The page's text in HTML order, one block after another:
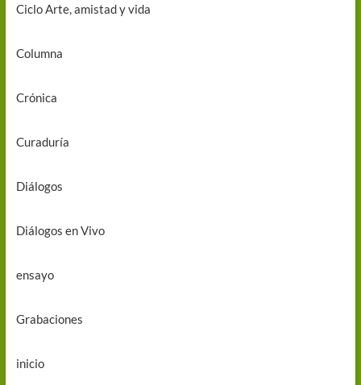
Ciclo Arte, amistad y vida
Columna
Crónica
Curaduría
Diálogos
Diálogos en Vivo
ensayo
Grabaciones
inicio